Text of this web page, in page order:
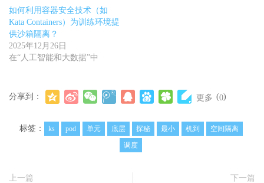
如何利用容器安全技术（如
Kata Containers）为训练环境提
供沙箱隔离？
2025年12月26日
在“人工智能和大数据”中
分享到： 更多 (0)
标签： ks pod 单元 底层 探秘 最小 机到
空间隔离
调度
上一篇
下一篇